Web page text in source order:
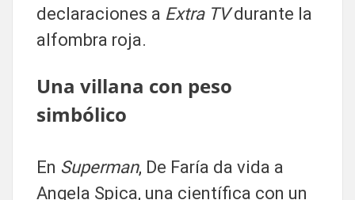
declaraciones a Extra TVdurante la
alfombra roja.
Una villana con peso
simbólico
En Superman, De Faría da vida a
Angela Spica, una científica con un